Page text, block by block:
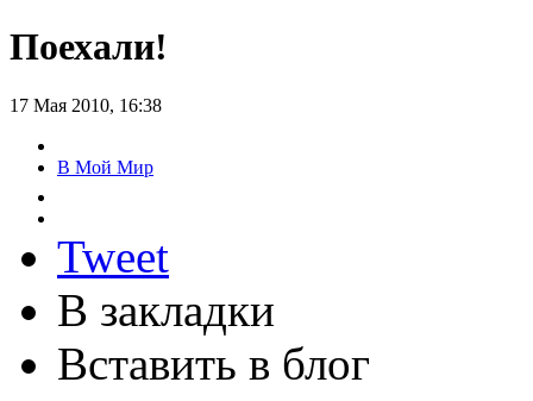
Поехали!
17 Мая 2010, 16:38
В Мой Мир
Tweet
В закладки
Вставить в блог